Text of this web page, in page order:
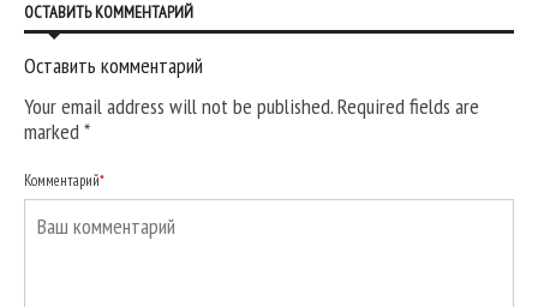
ОСТАВИТЬ КОММЕНТАРИЙ
Оставить комментарий
Your email address will not be published. Required fields are
marked*
Комментарий*